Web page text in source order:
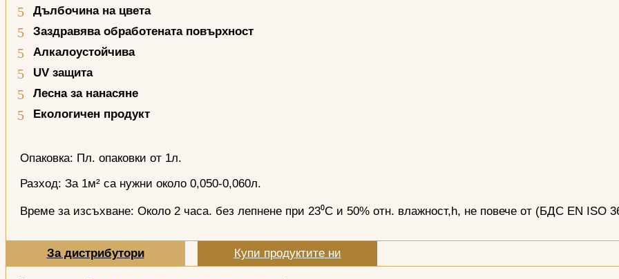
Дълбочина на цвета
Заздравява обработената повърхност
Алкалоустойчива
UV защита
Лесна за нанасяне
Екологичен продукт
Опаковка: Пл. опаковки от 1л.
Разход: За 1м² са нужни около 0,050-0,060л.
Време за изсъхване: Около 2 часа. без лепнене при 23⁰С и 50% отн. влажност,h, не повече от (БДС EN ISO
За дистрибутори Купи продуктите ни